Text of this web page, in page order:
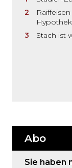
Stach ist
Abo
Sie haben